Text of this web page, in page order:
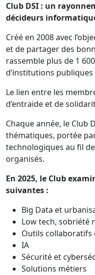
Club DSI : un
décideurs
Créé en 2008 avec
et de partager des
rassemble plus de 1
d’institutions
Le lien entre les
d’entraide et de
Chaque année, le Club
thématiques, portée
technologiques au fil
organisés.
En 2025, le Club
suivantes :
Big Data et
Low tech, sobriété
Outils collaboratifs
IA
Sécurité et
Solutions métiers